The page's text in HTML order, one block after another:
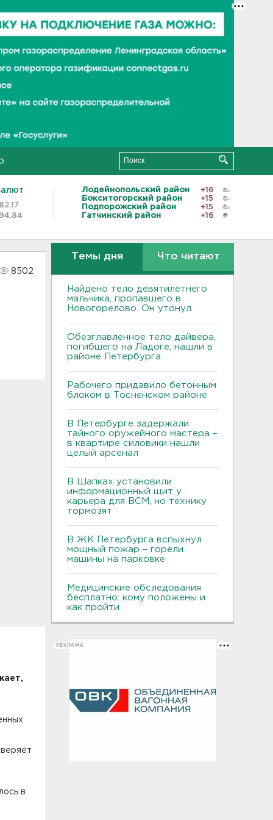
Лодейнопольский район
+16
Бокситогорский район
+15
Подпорожский район
+15
Гатчинский район
+16
8502
в
Темы дня Что читают
Найдено тело девятилетнего
мальчика, пропавшего в
Новогорелово. Он утонул
Обезглавленное тело дайвера,
погибшего на Ладоге, нашли в
районе Петербурга
Рабочего придавило бетонным
блоком в Тосненском районе
В Петербурге задержали
тайного оружейного мастера –
в квартире силовики нашли
целый арсенал
В Шапках установили
информационный щит у
карьера для ВСМ, но технику
тормозят
В ЖК Петербурга вспыхнул
мощный пожар – горели
машины на парковке
Медицинские обследования
бесплатно: кому положены и
как пройти
РЕКЛАМА